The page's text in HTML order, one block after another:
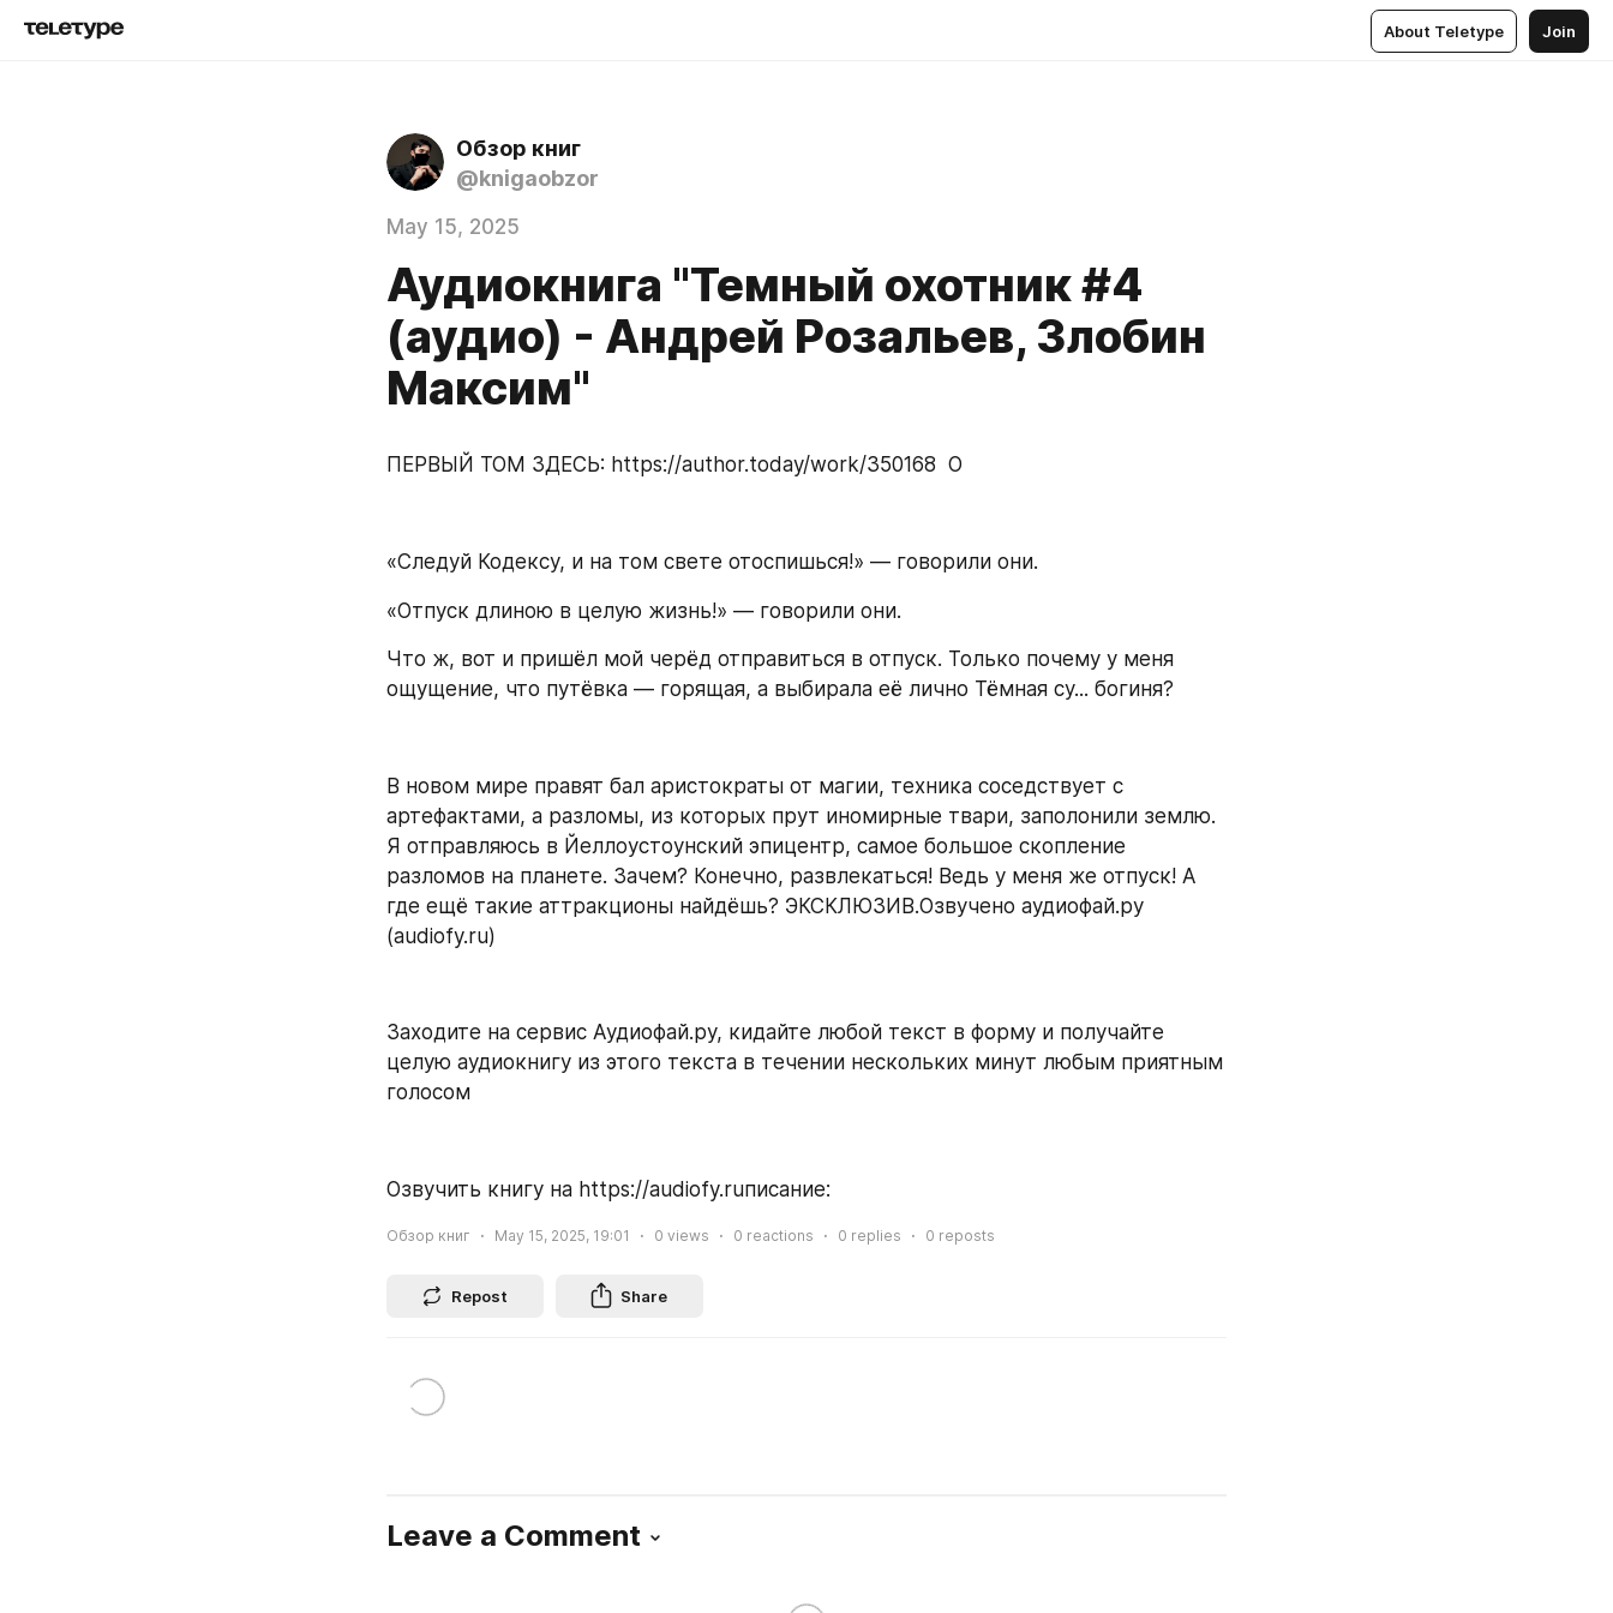
About Teletype Join
Обзор книг
@knigaobzor
May 15, 2025
Аудиокнига "Темный охотник #4
(аудио) - Андрей Розальев, Злобин
Максим"
ПЕРВЫЙ ТОМ ЗДЕСЬ: https://author.today/work/350168  О
«Следуй Кодексу, и на том свете отоспишься!» — говорили они.
«Отпуск длиною в целую жизнь!» — говорили они.
Что ж, вот и пришёл мой черёд отправиться в отпуск. Только почему у меня
ощущение, что путёвка — горящая, а выбирала её лично Тёмная су... богиня?
В новом мире правят бал аристократы от магии, техника соседствует с
артефактами, а разломы, из которых прут иномирные твари, заполонили землю.
Я отправляюсь в Йеллоустоунский эпицентр, самое большое скопление
разломов на планете. Зачем? Конечно, развлекаться! Ведь у меня же отпуск! А
где ещё такие аттракционы найдёшь? ЭКСКЛЮЗИВ.Озвучено аудиофай.ру
(audiofy.ru)
Заходите на сервис Аудиофай.ру, кидайте любой текст в форму и получайте
целую аудиокнигу из этого текста в течении нескольких минут любым приятным
голосом
Озвучить книгу на https://audiofy.ruписание:
Обзор книг May 15, 2025, 19:01 0 views 0 reactions 0 replies 0 reposts
Repost Share
Leave a Comment